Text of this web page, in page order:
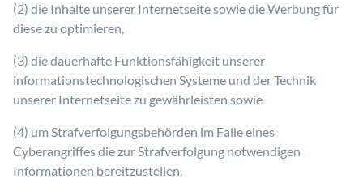
(2) die Inhalte unserer Internetseite sowie die Werbung für
diese zu optimieren,
(3) die dauerhafte Funktionsfähigkeit unserer
informationstechnologischen Systeme und der Technik
unserer Internetseite zu gewährleisten sowie
(4) um Strafverfolgungsbehörden im Falle eines
Cyberangriffes die zur Strafverfolgung notwendigen
Informationen bereitzustellen.